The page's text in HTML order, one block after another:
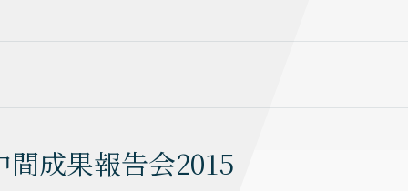
成果報告会2015